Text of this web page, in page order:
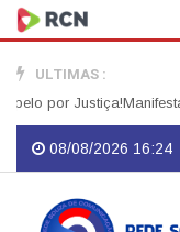
ULTIMAS :
por Justiça!
08/08/2026 16:24